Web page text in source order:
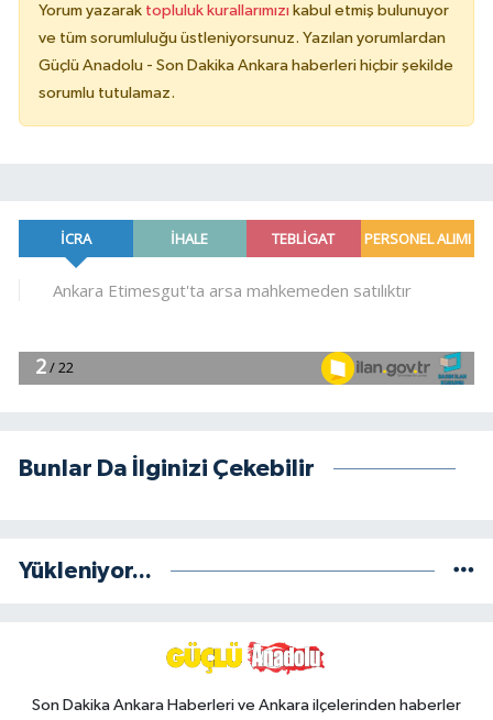
Yorum yazarak topluluk kurallarımızı kabul etmiş bulunuyor
ve tüm sorumluluğu üstleniyorsunuz. Yazılan yorumlardan
Güçlü Anadolu - Son Dakika Ankara haberleri hiçbir şekilde
sorumlu tutulamaz.
Bunlar Da İlginizi Çekebilir
Yükleniyor...
Son Dakika Ankara Haberleri ve Ankara ilçelerinden haberler